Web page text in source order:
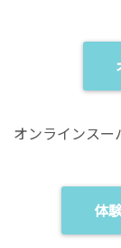
オンラインス
体